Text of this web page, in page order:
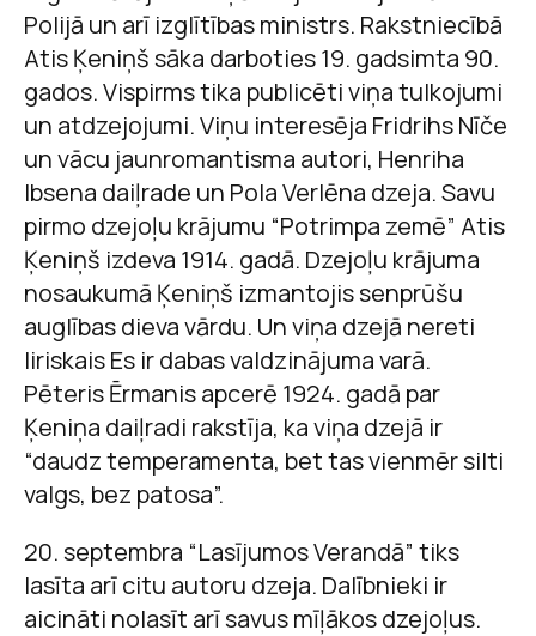
Polijā un arī izglītības ministrs. Rakstniecībā
Atis Ķeniņš sāka darboties 19. gadsimta 90.
gados. Vispirms tika publicēti viņa tulkojumi
un atdzejojumi. Viņu interesēja Fridrihs Nīče
un vācu jaunromantisma autori, Henriha
Ibsena daiļrade un Pola Verlēna dzeja. Savu
pirmo dzejoļu krājumu “Potrimpa zemē” Atis
Ķeniņš izdeva 1914. gadā. Dzejoļu krājuma
nosaukumā Ķeniņš izmantojis senprūšu
auglības dieva vārdu. Un viņa dzejā nereti
liriskais Es ir dabas valdzinājuma varā.
Pēteris Ērmanis apcerē 1924. gadā par
Ķeniņa daiļradi rakstīja, ka viņa dzejā ir
“daudz temperamenta, bet tas vienmēr silti
valgs, bez patosa”.
20. septembra “Lasījumos Verandā” tiks
lasīta arī citu autoru dzeja. Dalībnieki ir
aicināti nolasīt arī savus mīļākos dzejoļus.